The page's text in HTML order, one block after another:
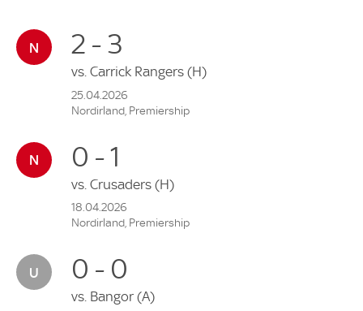
2 - 3
vs. Carrick Rangers (H)
25.04.2026
Nordirland, Premiership
0 - 1
vs. Crusaders (H)
18.04.2026
Nordirland, Premiership
0 - 0
vs. Bangor (A)